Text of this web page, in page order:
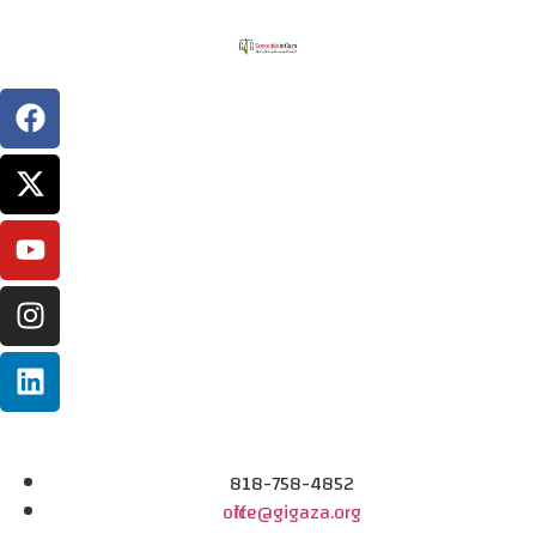
818-758-4852
office@gigaza.org